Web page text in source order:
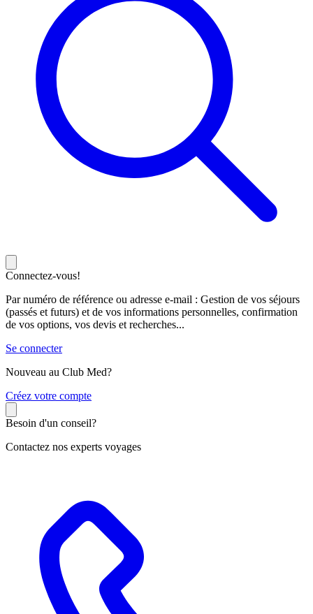
Connectez-vous!
Par numéro de référence ou adresse e-mail : Gestion de vos séjours
(passés et futurs) et de vos informations personnelles, confirmation
de vos options, vos devis et recherches...
Se connecter
Nouveau au Club Med?
Créez votre compte
Besoin d'un conseil?
Contactez nos experts voyages